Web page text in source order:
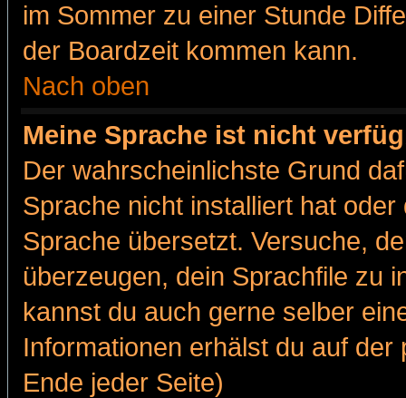
im Sommer zu einer Stunde
der Boardzeit kommen kann.
Nach oben
Meine Sprache ist nicht
Der wahrscheinlichste Grund
Sprache nicht installiert hat
Sprache übersetzt. Versuche,
überzeugen, dein Sprachfile zu
kannst du auch gerne selber
Informationen erhälst du auf
Ende jeder Seite)